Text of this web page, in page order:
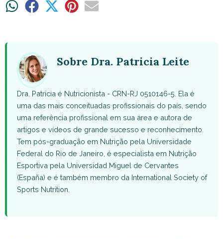
ShareShare ShareShareShare
Sobre Dra. Patricia Leite
Dra. Patricia é Nutricionista - CRN-RJ 0510146-5. Ela é
uma das mais conceituadas profissionais do país, sendo
uma referência profissional em sua área e autora de
artigos e vídeos de grande sucesso e reconhecimento.
Tem pós-graduação em Nutrição pela Universidade
Federal do Rio de Janeiro, é especialista em Nutrição
Esportiva pela Universidad Miguel de Cervantes
(España) e é também membro da International Society of
Sports Nutrition.